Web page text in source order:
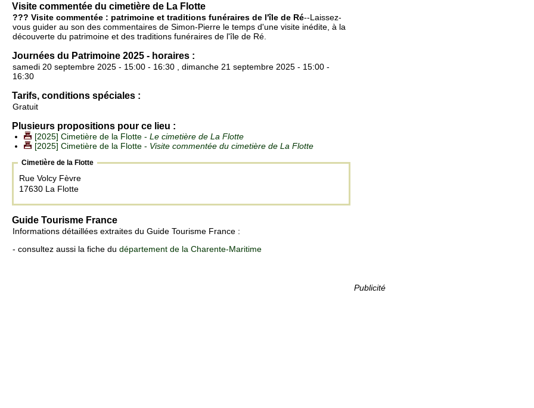
Publicité
Visite commentée du cimetière de La Flotte
??? Visite commentée : patrimoine et traditions funéraires de l'île de Ré--Laissez-
vous guider au son des commentaires de Simon-Pierre le temps d'une visite inédite, à la
découverte du patrimoine et des traditions funéraires de l'île de Ré.
Journées du Patrimoine 2025 - horaires :
samedi 20 septembre 2025 - 15:00 - 16:30 , dimanche 21 septembre 2025 - 15:00 -
16:30
Tarifs, conditions spéciales :
Gratuit
Plusieurs propositions pour ce lieu :
[2025] Cimetière de la Flotte - Le cimetière de La Flotte
[2025] Cimetière de la Flotte - Visite commentée du cimetière de La Flotte
Cimetière de la Flotte
Rue Volcy Fèvre
17630 La Flotte
Guide Tourisme France
Informations détaillées extraites du Guide Tourisme France :
- consultez aussi la fiche du département de la Charente-Maritime